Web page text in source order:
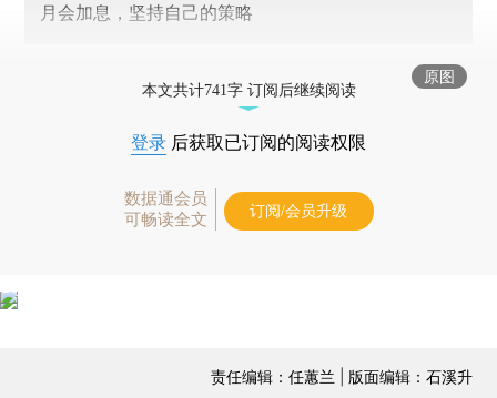
月会加息，坚持自己的策略
原图
本文共计741字 订阅后继续阅读
登录 后获取已订阅的阅读权限
数据通会员
可畅读全文
订阅/会员升级
责任编辑：任蕙兰 | 版面编辑：石溪升